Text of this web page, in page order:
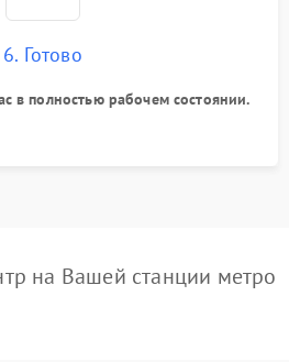
6. Готово
в полностью рабочем состоянии.
на Вашей станции метро